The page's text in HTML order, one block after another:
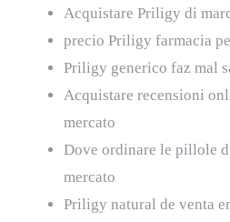
Acquistare Priligy di
precio Priligy farmacia
Priligy generico faz mal
Acquistare recensioni
mercato
Dove ordinare le pillole
mercato
Priligy natural de venta